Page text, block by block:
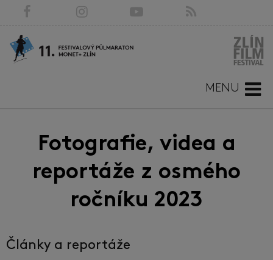
MENU
Fotografie, videa a
reportáže z osmého
ročníku 2023
Články a reportáže